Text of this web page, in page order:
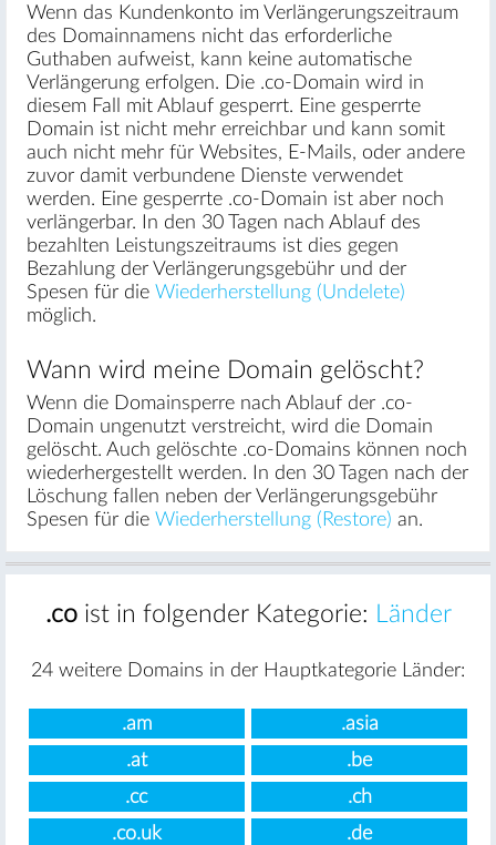
Wenn das Kundenkonto im Verlängerungszeitraum
des Domainnamens nicht das erforderliche
Guthaben aufweist, kann keine automatische
Verlängerung erfolgen. Die .co-Domain wird in
diesem Fall mit Ablauf gesperrt. Eine gesperrte
Domain ist nicht mehr erreichbar und kann somit
auch nicht mehr für Websites, E-Mails, oder andere
zuvor damit verbundene Dienste verwendet
werden. Eine gesperrte .co-Domain ist aber noch
verlängerbar. In den 30 Tagen nach Ablauf des
bezahlten Leistungszeitraums ist dies gegen
Bezahlung der Verlängerungsgebühr und der
Spesen für die Wiederherstellung (Undelete)
möglich.
Wann wird meine Domain gelöscht?
Wenn die Domainsperre nach Ablauf der .co-
Domain ungenutzt verstreicht, wird die Domain
gelöscht. Auch gelöschte .co-Domains können noch
wiederhergestellt werden. In den 30 Tagen nach der
Löschung fallen neben der Verlängerungsgebühr
Spesen für die Wiederherstellung (Restore) an.
.coist in folgender Kategorie: Länder
24 weitere Domains in der Hauptkategorie Länder:
.am
.asia
.at
.be
.cc
.ch
.co.uk
.de